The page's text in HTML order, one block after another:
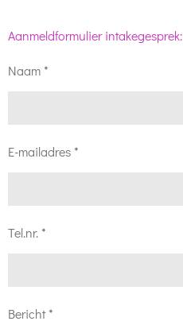
Aanmeldformulier intakegesprek:
Naam *
E-mailadres *
Tel.nr. *
Bericht *